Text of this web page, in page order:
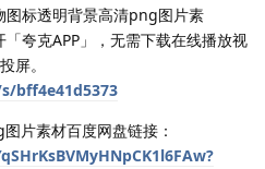
图标透明背景高清png图片素
夸克APP」，无需下载在线播放视
屏。
bff4e41d5373
片素材百度网盘链接：